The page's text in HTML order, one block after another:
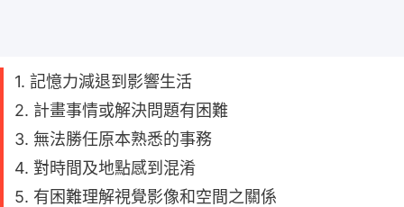
1. 記憶力減退到影響生活
2. 計畫事情或解決問題有困難
3. 無法勝任原本熟悉的事務
4. 對時間及地點感到混淆
5. 有困難理解視覺影像和空間之關係